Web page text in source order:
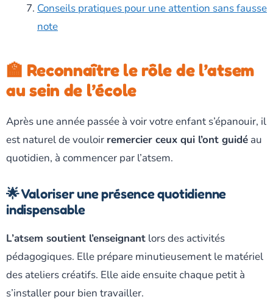
Conseils pratiques pour une attention sans fausse
note
🏫 Reconnaître le rôle de l’atsem
au sein de l’école
Après une année passée à voir votre enfant s’épanouir, il
est naturel de vouloir remercier ceux qui l’ont guidé au
quotidien, à commencer par l’atsem.
🌟 Valoriser une présence quotidienne
indispensable
L’atsem soutient l’enseignant lors des activités
pédagogiques. Elle prépare minutieusement le matériel
des ateliers créatifs. Elle aide ensuite chaque petit à
s’installer pour bien travailler.